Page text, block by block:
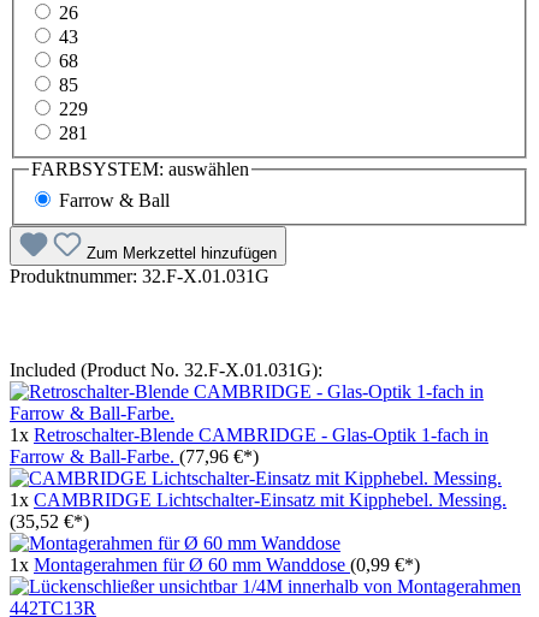
26
43
68
85
229
281
FARBSYSTEM: auswählen
Farrow & Ball
Zum Merkzettel hinzufügen
Produktnummer: 32.F-X.01.031G
Included (Product No. 32.F-X.01.031G):
1x Retroschalter-Blende CAMBRIDGE - Glas-Optik 1-fach in
Farrow & Ball-Farbe. (77,96 €*)
1x CAMBRIDGE Lichtschalter-Einsatz mit Kipphebel. Messing.
(35,52 €*)
1x Montagerahmen für Ø 60 mm Wanddose (0,99 €*)